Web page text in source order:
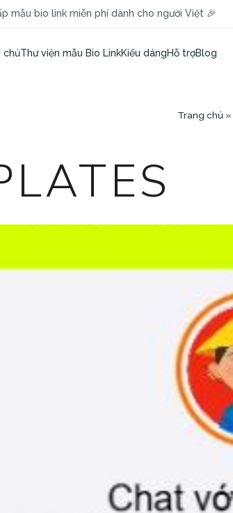
mẫu bio link miễn phí dành cho người Việt 🎉
chủThư viện mẫu Bio LinkKiểu dángHỗ trợBlog
Trang chủ»